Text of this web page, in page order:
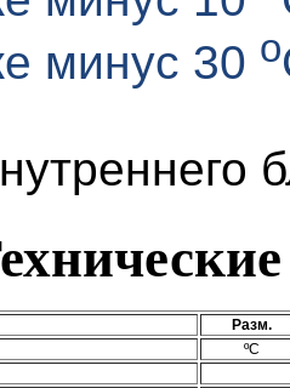
минус 30 о
Разм.
ºС